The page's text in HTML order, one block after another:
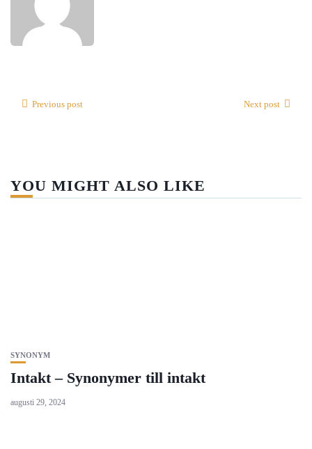
Previous post Next post
YOU MIGHT ALSO LIKE
SYNONYM
Intakt – Synonymer till intakt
augusti 29, 2024